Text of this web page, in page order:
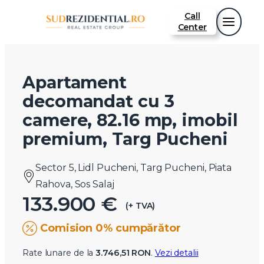
Call
Center
Apartament
decomandat cu 3
camere, 82.16 mp, imobil
premium, Targ Pucheni
Sector 5, Lidl Pucheni, Targ Pucheni, Piata
Rahova, Sos Salaj
133.900 € (+ TVA)
Comision 0% cumpărător
Rate lunare de la3.746,51 RON. Vezi detalii